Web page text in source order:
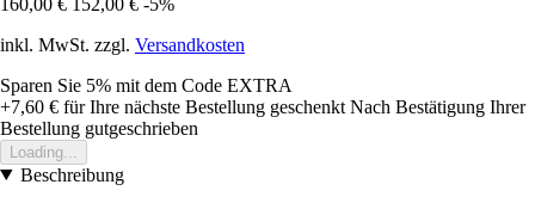
inkl. MwSt. zzgl. Versandkosten
Sparen Sie 5% mit dem Code EXTRA
+7,60 € für Ihre nächste Bestellung geschenkt Nach Bestätigung Ihrer
Bestellung gutgeschrieben
Loading...
Beschreibung